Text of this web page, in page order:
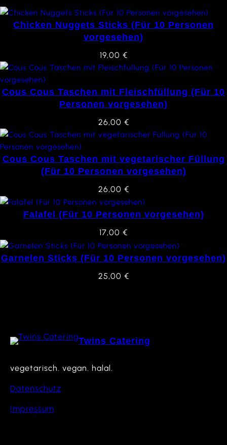
Chicken Nuggets Sticks (Für 10 Personen
vorgesehen)
19,00 €
Cous Cous Taschen mit Fleischfüllung (Für 10
Personen vorgesehen)
26,00 €
Cous Cous Taschen mit vegetarischer Füllung
(Für 10 Personen vorgesehen)
26,00 €
Falafel (Für 10 Personen vorgesehen)
17,00 €
Garnelen Sticks (Für 10 Personen vorgesehen)
25,00 €
Twins Catering
vegetarisch. vegan. halal.
Datenschutz
Impressum